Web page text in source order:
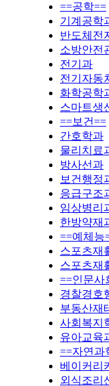
==공학==
기계공학
반도체전
소방안전
전기과
전기자동
화학공학
스마트생
==보건==
간호학과
물리치료
방사선과
보건행정
응급구조
임상병리
한방약재
==예체능
스포츠재
스포츠재
==인문사
경찰경호
부동산재
사회복지
유아교육
==자연과
베이커리
외식조리